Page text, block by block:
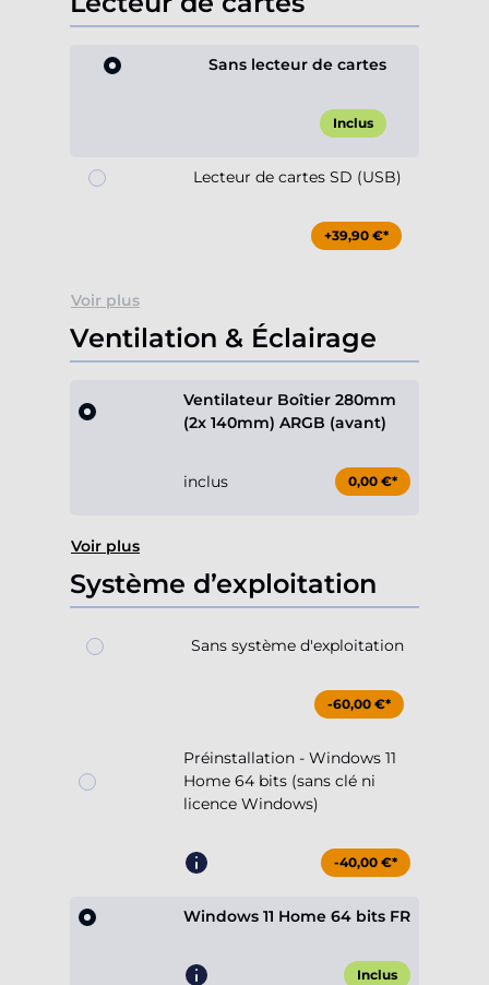
Sans lecteur de cartes
Inclus
Lecteur de cartes SD (USB)
+39,90 €*
Voir plus
Ventilation & Éclairage
Ventilateur Boîtier 280mm
(2x 140mm) ARGB (avant)
inclus 0,00 €*
Voir plus
Système d’exploitation
Sans système d'exploitation
-60,00 €*
Préinstallation - Windows 11
Home 64 bits (sans clé ni
licence Windows)
-40,00 €*
Windows 11 Home 64 bits FR
Inclus